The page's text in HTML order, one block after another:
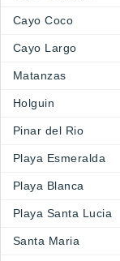
Cayo Coco
Cayo Largo
Matanzas
Holguin
Pinar del Rio
Playa Esmeralda
Playa Blanca
Playa Santa Lucia
Santa Maria